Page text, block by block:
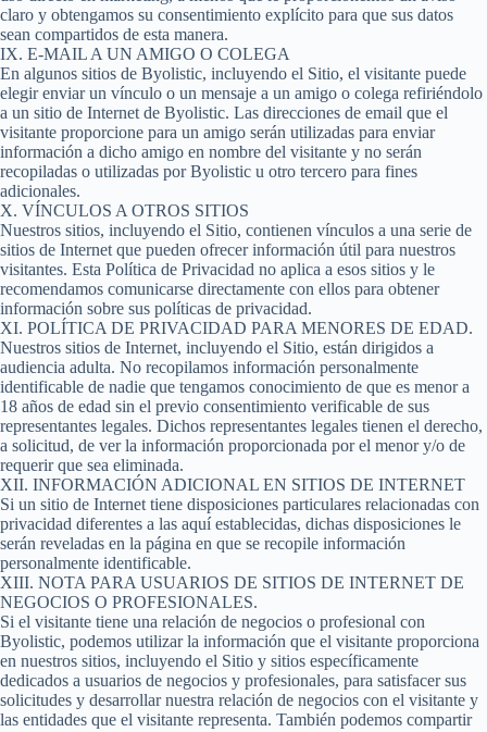
claro y obtengamos su consentimiento explícito para que sus datos
sean compartidos de esta manera.
IX. E-MAIL A UN AMIGO O COLEGA
En algunos sitios de Byolistic, incluyendo el Sitio, el visitante puede
elegir enviar un vínculo o un mensaje a un amigo o colega refiriéndolo
a un sitio de Internet de Byolistic. Las direcciones de email que el
visitante proporcione para un amigo serán utilizadas para enviar
información a dicho amigo en nombre del visitante y no serán
recopiladas o utilizadas por Byolistic u otro tercero para fines
adicionales.
X. VÍNCULOS A OTROS SITIOS
Nuestros sitios, incluyendo el Sitio, contienen vínculos a una serie de
sitios de Internet que pueden ofrecer información útil para nuestros
visitantes. Esta Política de Privacidad no aplica a esos sitios y le
recomendamos comunicarse directamente con ellos para obtener
información sobre sus políticas de privacidad.
XI. POLÍTICA DE PRIVACIDAD PARA MENORES DE EDAD.
Nuestros sitios de Internet, incluyendo el Sitio, están dirigidos a
audiencia adulta. No recopilamos información personalmente
identificable de nadie que tengamos conocimiento de que es menor a
18 años de edad sin el previo consentimiento verificable de sus
representantes legales. Dichos representantes legales tienen el derecho,
a solicitud, de ver la información proporcionada por el menor y/o de
requerir que sea eliminada.
XII. INFORMACIÓN ADICIONAL EN SITIOS DE INTERNET
Si un sitio de Internet tiene disposiciones particulares relacionadas con
privacidad diferentes a las aquí establecidas, dichas disposiciones le
serán reveladas en la página en que se recopile información
personalmente identificable.
XIII. NOTA PARA USUARIOS DE SITIOS DE INTERNET DE
NEGOCIOS O PROFESIONALES.
Si el visitante tiene una relación de negocios o profesional con
Byolistic, podemos utilizar la información que el visitante proporciona
en nuestros sitios, incluyendo el Sitio y sitios específicamente
dedicados a usuarios de negocios y profesionales, para satisfacer sus
solicitudes y desarrollar nuestra relación de negocios con el visitante y
las entidades que el visitante representa. También podemos compartir